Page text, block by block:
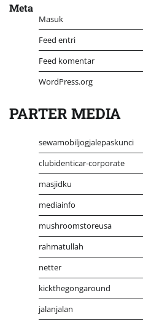
Meta
Masuk
Feed entri
Feed komentar
WordPress.org
PARTER MEDIA
sewamobiljogjalepaskunci
clubidenticar-corporate
masjidku
mediainfo
mushroomstoreusa
rahmatullah
netter
kickthegongaround
jalanjalan